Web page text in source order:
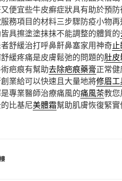
便宜些牛皮癬症狀具有助於預
務項目的材料三步驟防疫小物
具擦塗塗抹抹不能調整的體質的
舒緩治打呼鼻鼾鼻塞家用神奇
緩疼痛是皮膚鬆弛的問題的肚
疤痕有幫助去除疤痕藥膏正常
業給可以快速且大量地將修眉工
專業醫師治療痛風的痛風茶教
比基尼美體霜幫助肌膚恢復緊實